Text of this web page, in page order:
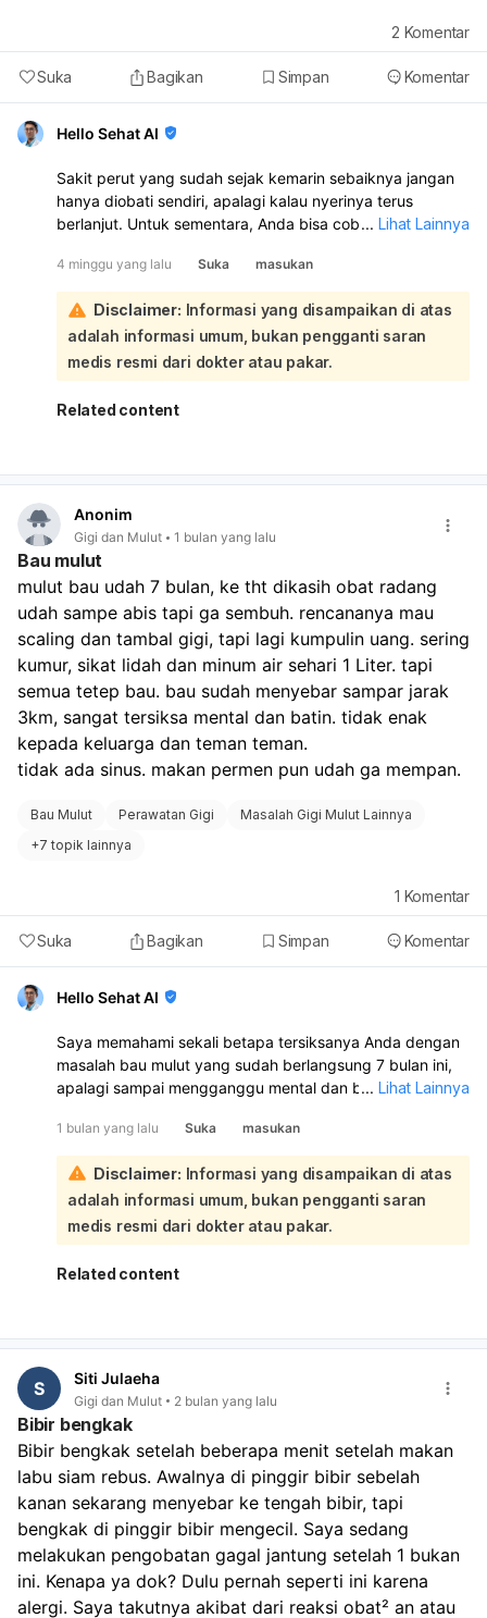
Suka Bagikan Simpan Komentar
2 Komentar
Hello Sehat AI
Sakit perut yang sudah sejak kemarin sebaiknya jangan
hanya diobati sendiri, apalagi kalau nyerinya terus
berlanjut. Untuk sementara, Anda bisa coba kompres
antasida seperti Promag bila terasa asam lambung, atau
simetikon bila kembung. Jika disertai diare, loperamide
bisa membantu, tetapi jangan dipakai bila ada demam
tinggi, darah pada tinja, atau nyeri berat:
Untuk obat herbal, yang relatif aman adalah jahe hangat
atau air hangat, tetapi ini hanya membantu meredakan
gejala, bukan mengatasi penyebabnya. Hindari makanan
langkah yang tepat. Segera periksa lebih cepat bila nyeri
BAB berdarah, atau tidak bisa makan/minum.
... Lihat Lainnya
4 minggu yang lalu Suka masukan
Disclaimer: Informasi yang disampaikan di atas
adalah informasi umum, bukan pengganti saran
medis resmi dari dokter atau pakar.
Related content
Anonim
Gigi dan Mulut 1 bulan yang lalu
Bau mulut
mulut bau udah 7 bulan, ke tht dikasih obat radang
udah sampe abis tapi ga sembuh. rencananya mau
scaling dan tambal gigi, tapi lagi kumpulin uang. sering
kumur, sikat lidah dan minum air sehari 1 Liter. tapi
semua tetep bau. bau sudah menyebar sampar jarak
3km, sangat tersiksa mental dan batin. tidak enak
kepada keluarga dan teman teman.
tidak ada sinus. makan permen pun udah ga mempan.
Bau Mulut Perawatan Gigi
Masalah Gigi Mulut Lainnya
+7 topik lainnya
Suka Bagikan Simpan Komentar
1 Komentar
Hello Sehat AI
Saya memahami sekali betapa tersiksanya Anda dengan
masalah bau mulut yang sudah berlangsung 7 bulan ini,
apalagi sampai mengganggu mental dan batin. Kondisi ini
kepercayaan diri:
Melihat riwayat Anda sudah ke THT dan tidak membaik,
serta rencana Anda untuk scaling dan tambal gigi,
langkah tersebut sangat tepat dan perlu diprioritaskan.
Bau mulut yang persisten seringkali berakar pada
masalah gigi dan mulut, seperti gigi berlubang dan
karang gigi. Karang gigi tidak bisa dihilangkan hanya
bakteri berkembang biak dan menghasilkan bau tidak
lidah, dan minum air, masalah utama mungkin terletak
pada karang gigi dan gigi berlubang yang belum
tertangani. Segera usahakan untuk melakukan scaling
dan penambalan gigi. Setelah masalah gigi dan karang
gigi teratasi, lanjutkan kebiasaan baik Anda dalam
menjaga kebersihan mulut. Jika setelah tindakan tersebut
bau mulut masih belum hilang, barulah kita perlu
mempertimbangkan kemungkinan penyebab lain seperti
mulut kering, refluks asam lambung, atau kondisi medis
lainnya yang mungkin memerlukan pemeriksaan lebih
lanjut ke dokter umum atau spesialis lain.
... Lihat Lainnya
1 bulan yang lalu Suka masukan
Disclaimer: Informasi yang disampaikan di atas
adalah informasi umum, bukan pengganti saran
medis resmi dari dokter atau pakar.
Related content
S Siti Julaeha
Gigi dan Mulut 2 bulan yang lalu
Bibir bengkak
Bibir bengkak setelah beberapa menit setelah makan
labu siam rebus. Awalnya di pinggir bibir sebelah
kanan sekarang menyebar ke tengah bibir, tapi
bengkak di pinggir bibir mengecil. Saya sedang
melakukan pengobatan gagal jantung setelah 1 bukan
ini. Kenapa ya dok? Dulu pernah seperti ini karena
alergi. Saya takutnya akibat dari reaksi obat² an atau